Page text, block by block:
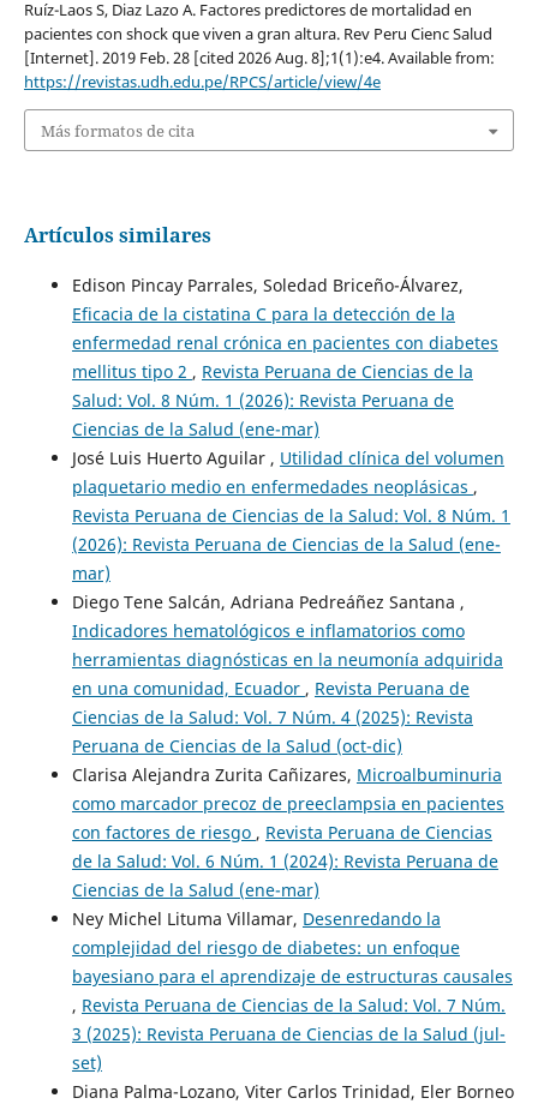
Ruíz-Laos S, Diaz Lazo A. Factores predictores de mortalidad en
pacientes con shock que viven a gran altura. Rev Peru Cienc Salud
[Internet]. 2019 Feb. 28 [cited 2026 Aug. 8];1(1):e4. Available from:
https://revistas.udh.edu.pe/RPCS/article/view/4e
Más formatos de cita
Artículos similares
Edison Pincay Parrales, Soledad Briceño-Álvarez,
Eficacia de la cistatina C para la detección de la
enfermedad renal crónica en pacientes con diabetes
mellitus tipo 2 , Revista Peruana de Ciencias de la
Salud: Vol. 8 Núm. 1 (2026): Revista Peruana de
Ciencias de la Salud (ene-mar)
José Luis Huerto Aguilar , Utilidad clínica del volumen
plaquetario medio en enfermedades neoplásicas ,
Revista Peruana de Ciencias de la Salud: Vol. 8 Núm. 1
(2026): Revista Peruana de Ciencias de la Salud (ene-
mar)
Diego Tene Salcán, Adriana Pedreáñez Santana ,
Indicadores hematológicos e inflamatorios como
herramientas diagnósticas en la neumonía adquirida
en una comunidad, Ecuador , Revista Peruana de
Ciencias de la Salud: Vol. 7 Núm. 4 (2025): Revista
Peruana de Ciencias de la Salud (oct-dic)
Clarisa Alejandra Zurita Cañizares, Microalbuminuria
como marcador precoz de preeclampsia en pacientes
con factores de riesgo , Revista Peruana de Ciencias
de la Salud: Vol. 6 Núm. 1 (2024): Revista Peruana de
Ciencias de la Salud (ene-mar)
Ney Michel Lituma Villamar, Desenredando la
complejidad del riesgo de diabetes: un enfoque
bayesiano para el aprendizaje de estructuras causales
, Revista Peruana de Ciencias de la Salud: Vol. 7 Núm.
3 (2025): Revista Peruana de Ciencias de la Salud (jul-
set)
Diana Palma-Lozano, Viter Carlos Trinidad, Eler Borneo